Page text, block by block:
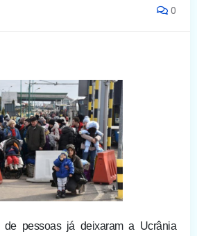
0
pessoas já deixaram a Ucrânia